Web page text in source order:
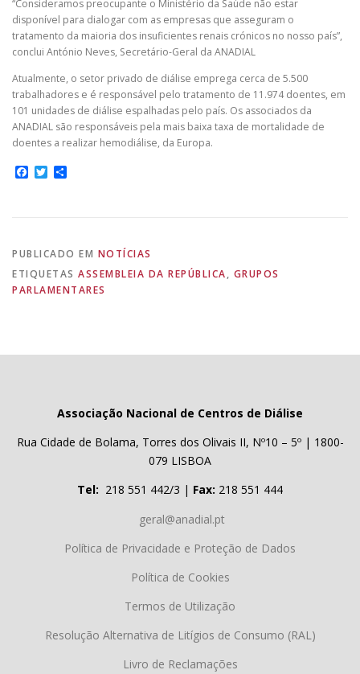
“Consideramos preocupante o Ministério da Saúde não estar
disponível para dialogar com as empresas que asseguram o
tratamento da maioria dos insuficientes renais crónicos no nosso país”,
conclui António Neves, Secretário-Geral da ANADIAL
Atualmente, o setor privado de diálise emprega cerca de 5.500
trabalhadores e é responsável pelo tratamento de 11.974 doentes, em
101 unidades de diálise espalhadas pelo país. Os associados da
ANADIAL são responsáveis pela mais baixa taxa de mortalidade de
doentes a realizar hemodiálise, da Europa.
Facebook
Twitter
PUBLICADO EM NOTÍCIAS
ETIQUETAS ASSEMBLEIA DA REPÚBLICA, GRUPOS
PARLAMENTARES
Associação Nacional de Centros de Diálise
Rua Cidade de Bolama, Torres dos Olivais II, Nº10 – 5º | 1800-
079 LISBOA
Tel: 218 551 442/3 | Fax: 218 551 444
geral@anadial.pt
Política de Privacidade e Proteção de Dados
Política de Cookies
Termos de Utilização
Resolução Alternativa de Litígios de Consumo (RAL)
Livro de Reclamações